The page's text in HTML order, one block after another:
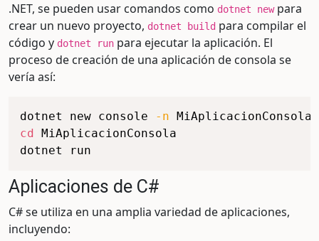
.NET, se pueden usar comandos como dotnet newpara
crear un nuevo proyecto, dotnet build para compilar el
código y dotnet run para ejecutar la aplicación. El
proceso de creación de una aplicación de consola se
vería así:
dotnet new console -n
cd MiAplicacionConsola
Aplicaciones de C#
C# se utiliza en una amplia variedad de aplicaciones,
incluyendo: